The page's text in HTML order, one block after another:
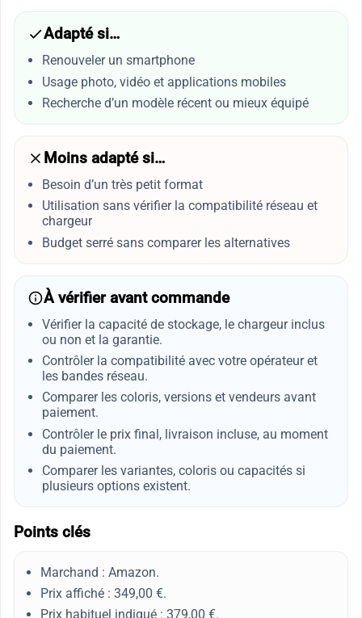
Adapté si…
Renouveler un smartphone
Usage photo, vidéo et applications mobiles
Recherche d’un modèle récent ou mieux équipé
Moins adapté si…
Besoin d’un très petit format
Utilisation sans vérifier la compatibilité réseau et
chargeur
Budget serré sans comparer les alternatives
À vérifier avant commande
Vérifier la capacité de stockage, le chargeur inclus
ou non et la garantie.
Contrôler la compatibilité avec votre opérateur et
les bandes réseau.
Comparer les coloris, versions et vendeurs avant
paiement.
Contrôler le prix final, livraison incluse, au moment
du paiement.
Comparer les variantes, coloris ou capacités si
plusieurs options existent.
Points clés
Marchand : Amazon.
Prix affiché : 349,00 €.
Prix habituel indiqué : 379,00 €.